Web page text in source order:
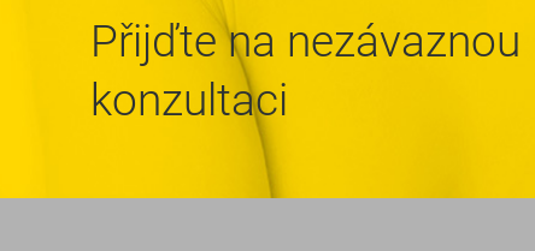
Přijďte na nezávaznou
konzultaci